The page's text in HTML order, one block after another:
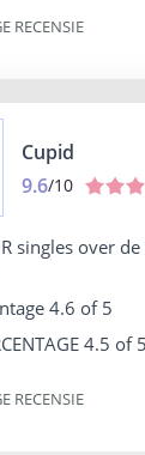
RECENSIE
Cupid
9.6/10
singles over
4.6 of 5
4.5 of 5
RECENSIE